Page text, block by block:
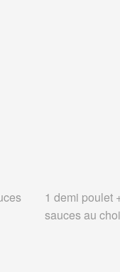
1 demi poulet
sauces au